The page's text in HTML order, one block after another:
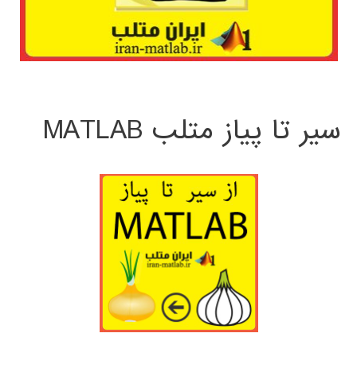
سیر تا پیاز متلب MATLAB